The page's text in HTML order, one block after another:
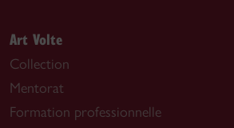
Art Volte
Collection
Mentorat
Formation professionnelle